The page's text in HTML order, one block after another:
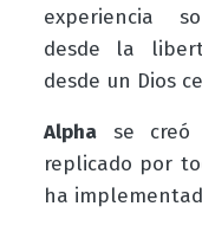
experiencia
desde la
desde un Dios
Alphase creó
replicado por
ha